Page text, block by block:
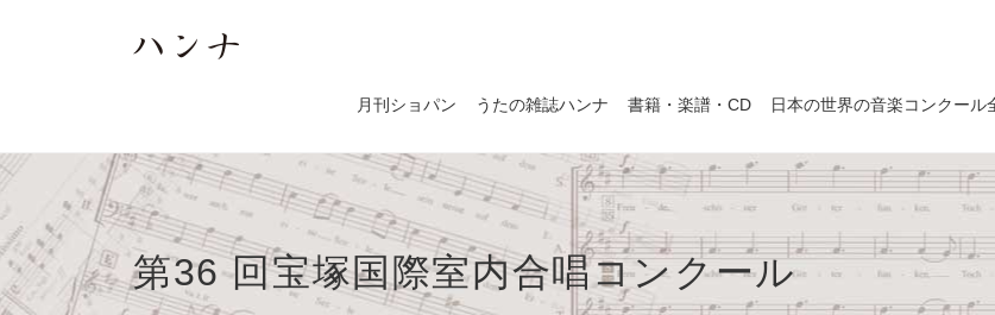
月刊ショパン うたの雑誌ハンナ 書籍・楽譜・CD 日本の世界の音楽コンクール
第36 回宝塚国際室内合唱コンクール